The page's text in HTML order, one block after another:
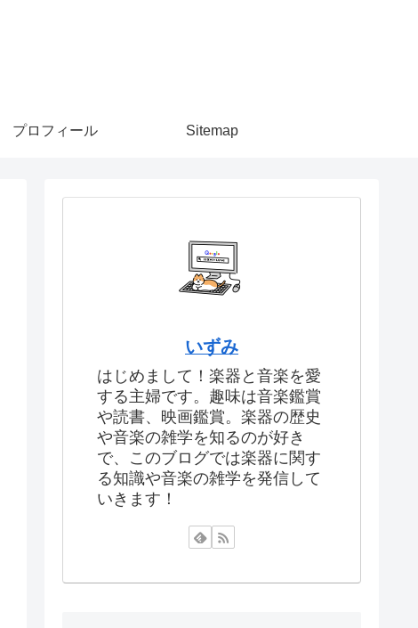
プロフィール Sitemap
いずみ
はじめまして！楽器と音楽を愛
する主婦です。趣味は音楽鑑賞
や読書、映画鑑賞。楽器の歴史
や音楽の雑学を知るのが好き
で、このブログでは楽器に関す
る知識や音楽の雑学を発信して
いきます！